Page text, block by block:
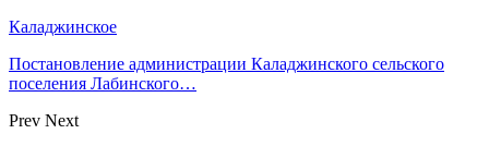
Каладжинское
Постановление администрации Каладжинского сельского
поселения Лабинского…
Prev Next